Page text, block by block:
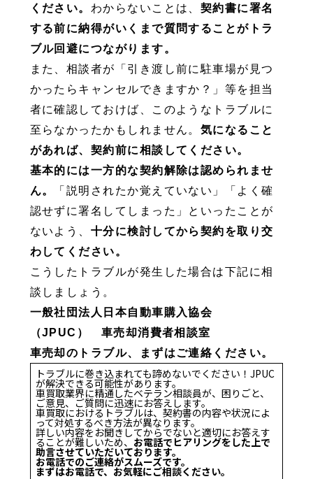
ください。 わからないことは、 契約書に署名
する前に納得がいくまで質問することがトラ
ブル回避につながります。
また、相談者が「引き渡し前に駐車場が見つ
かったらキャンセルできますか？」等を担当
者に確認しておけば、このようなトラブルに
至らなかったかもしれません。 気になること
があれば、契約前に相談してください。
基本的には一方的な契約解除は認められませ
ん。
「説明されたか覚えていない」「よく確
認せずに署名してしまった」といったことが
ないよう、 十分に検討してから契約を取り交
わしてください。
こうしたトラブルが発生した場合は下記に相
談しましょう。
一般社団法人日本自動車購入協会
（JPUC） 車売却消費者相談室
車売却のトラブル、まずはご連絡ください。
トラブルに巻き込まれても諦めないでください！JPUC
が解決できる可能性があります。
車買取業界に精通したベテラン相談員が、困りごと、
ご意見、ご質問に迅速にお答えします。
車買取におけるトラブルは、契約書の内容や状況によ
って対処するべき方法が異なります。
詳しい内容をお聞きしてからでないと適切にお答えす
ることが難しいため、 お電話でヒアリングをした上で
助言させていただいております。
お電話でのご連絡がスムーズです。
まずはお電話で、お気軽にご相談ください。